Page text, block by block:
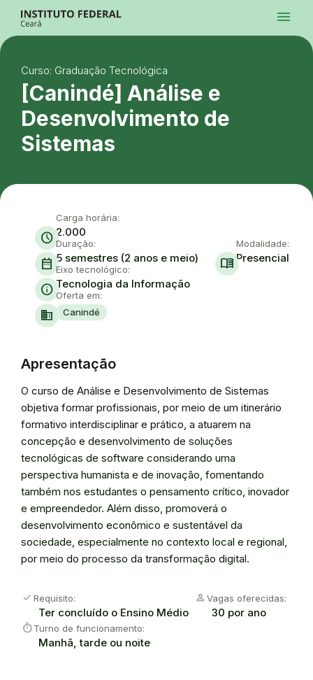
Ir para a busca
Ir para o menu principal
Ir para o conteúdo
Alto Contraste
Login da Área Administrativa
Acessibilidade
menu
Curso: Graduação Tecnológica
[Canindé] Análise e
Desenvolvimento de
Sistemas
schedule
Carga horária:
2.000
date_range
Duração:
5 semestres (2 anos e meio) menu_book
Modalidade:
Presencial
info
Eixo tecnológico:
Tecnologia da Informação
domain
Oferta em:
Canindé
Apresentação
O curso de Análise e Desenvolvimento de Sistemas
objetiva formar profissionais, por meio de um itinerário
formativo interdisciplinar e prático, a atuarem na
concepção e desenvolvimento de soluções
tecnológicas de software considerando uma
perspectiva humanista e de inovação, fomentando
também nos estudantes o pensamento crítico, inovador
e empreendedor. Além disso, promoverá o
desenvolvimento econômico e sustentável da
sociedade, especialmente no contexto local e regional,
por meio do processo da transformação digital.
check Requisito:
Ter concluído o Ensino Médio
person Vagas oferecidas:
30 por ano
timerTurno de funcionamento:
Manhã, tarde ou noite